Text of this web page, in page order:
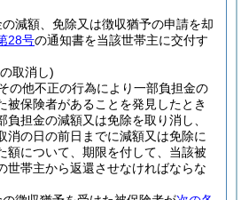
減額、免除又は徴収猶予の申請を却
28号の通知書を当該世帯主に交付す
取消し)
の他不正の行為により一部負担金の
被保険者があることを発見したとき
負担金の減額又は免除を取り消し、
消の日の前日までに減額又は免除に
額について、期限を付して、当該被
世帯主から返還させなければならな